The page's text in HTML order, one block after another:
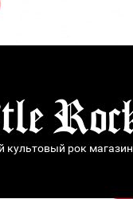
культовый рок магазин